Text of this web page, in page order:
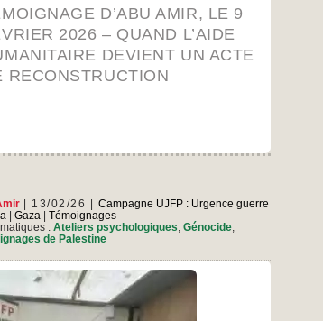
D’ABU AMIR, LE 9
2026 – QUAND L’AIDE
DEVIENT UN ACTE
RECONSTRUCTION
–
13/02/26
Campagne UJFP : Urgence guerre
Gaza
Témoignages
: Ateliers psychologiques Génocide,
de Palestine
Compte rendu hebdomadaire de l’atelier de
psychologique pour les femmes dans la